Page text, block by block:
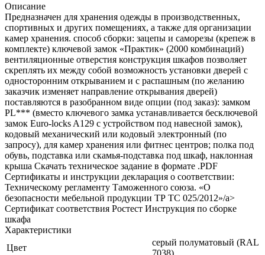
Описание
Предназначен для хранения одежды в производственных,
спортивных и других помещениях, а также для организации
камер хранения. способ сборки: зацепы и саморезы (крепеж в
комплекте) ключевой замок «Практик» (2000 комбинаций)
вентиляционные отверстия конструкция шкафов позволяет
скреплять их между собой возможность установки дверей с
односторонним открыванием и с распашным (по желанию
заказчик изменяет направление открывания дверей)
поставляются в разобранном виде опции (под заказ): замком
PL*** (вместо ключевого замка устанавливается бесключевой
замок Euro-locks A129 с устройством под навесной замок),
кодовый механический или кодовый электронный (по
запросу), для камер хранения или фитнес центров; полка под
обувь, подставка или скамья-подставка под шкаф, наклонная
крыша Скачать техническое задание в формате .PDF
Cертификаты и инструкции декларация о соответствии:
Техническому регламенту Таможенного союза. «О
безопасности мебельной продукции ТР ТС 025/2012»/a>
Сертификат соответствия Ростест Инструкция по сборке
шкафа
Характеристики
Цвет
серый полуматовый (RAL
7038)